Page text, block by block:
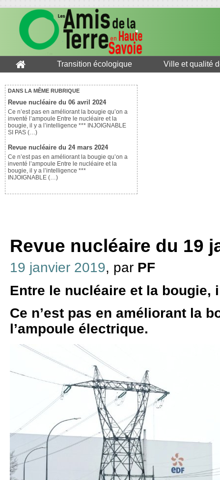
Transition écologique Ville et qualité
DANS LA MÊME RUBRIQUE
Revue nucléaire du 06 avril 2024
Ce n’est pas en améliorant la bougie qu’on a
inventé l’ampoule Entre le nucléaire et la
bougie, il y a l’intelligence *** INJOIGNABLE
SI PAS (…)
Revue nucléaire du 24 mars 2024
Ce n’est pas en améliorant la bougie qu’on a
inventé l’ampoule Entre le nucléaire et la
bougie, il y a l’intelligence ***
INJOIGNABLE (…)
Revue nucléaire du 19
19 janvier 2019, par PF
Entre le nucléaire et la bougie,
Ce n’est pas en améliorant la
l’ampoule électrique.